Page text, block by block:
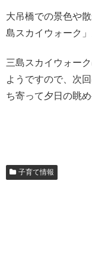
大吊橋での景色や
島スカイウォーク」
三島スカイウォー
ようですので、次
ち寄って夕日の眺
子育て情報